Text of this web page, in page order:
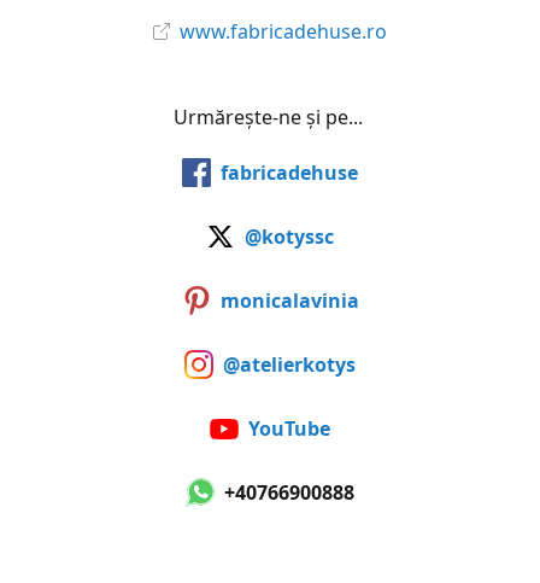
www.fabricadehuse.ro
Urmărește-ne și pe...
fabricadehuse
@kotyssc
monicalavinia
@atelierkotys
YouTube
+40766900888